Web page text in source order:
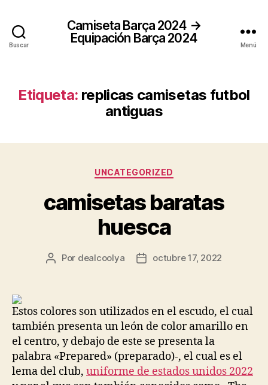
Buscar
Camiseta Barça 2024 →
Equipación Barça 2024
Menú
Etiqueta: replicas camisetas futbol
antiguas
Categorías
UNCATEGORIZED
camisetas baratas
huesca
Autor
Por dealcoolya
Fechaoctubre 17, 2022
Estos colores son utilizados en el escudo, el cual
también presenta un león de color amarillo en
el centro, y debajo de este se presenta la
palabra «Prepared» (preparado)-, el cual es el
lema del club, uniforme de estados unidos 2022